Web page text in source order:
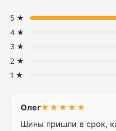
5 ★
4 ★
3 ★
2 ★
1 ★
Олег★★★★★
Шины пришли в срок,